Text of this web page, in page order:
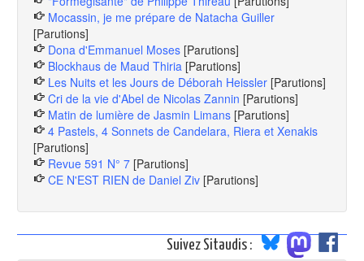
Mocassin, je me prépare de Natacha Guiller
[Parutions]
Dona d'Emmanuel Moses [Parutions]
Blockhaus de Maud Thiria [Parutions]
Les Nuits et les Jours de Déborah Heissler [Parutions]
Cri de la vie d'Abel de Nicolas Zannin [Parutions]
Matin de lumière de Jasmin Limans [Parutions]
4 Pastels, 4 Sonnets de Candelara, Riera et Xenakis
[Parutions]
Revue 591 N° 7 [Parutions]
CE N'EST RIEN de Daniel Ziv [Parutions]
Suivez Sitaudis :